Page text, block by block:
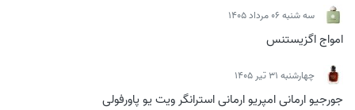
سه شنبه 06 مرداد 1405
امواج اگزیستنس
چهارشنبه 31 تیر 1405
جورجیو ارمانی امپریو ارمانی استرانگر ویت یو پاورفولی